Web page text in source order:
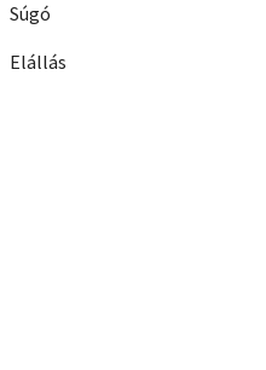
Súgó
Elállás